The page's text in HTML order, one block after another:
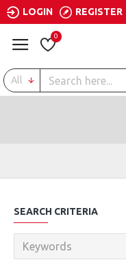
LOGIN REGISTER
0
All
SEARCH CRITERIA